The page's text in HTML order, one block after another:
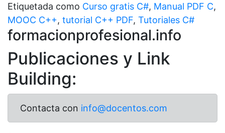
Etiquetada como Curso gratis C#, Manual PDF C,
MOOC C++, tutorial C++ PDF, Tutoriales C#
formacionprofesional.info
Publicaciones y Link
Building:
Contacta con info@docentos.com